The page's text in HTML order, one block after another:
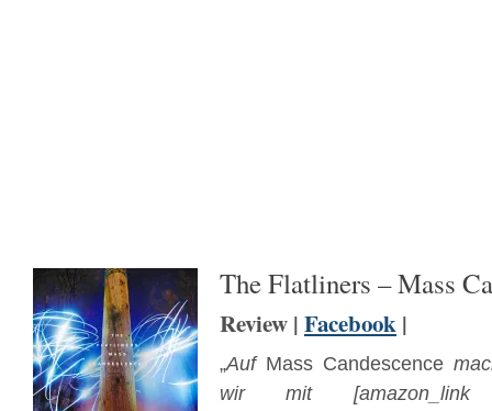
The Flatliners – Mass
Review | Facebook |
„Auf Mass Candescence
wir mit [amazon_link